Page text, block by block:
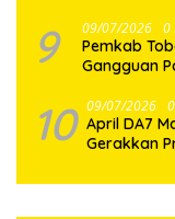
9 09/07/2026 0
Pemkab
Gangguan
10 09/07/2026
April DA7
Gerakkan